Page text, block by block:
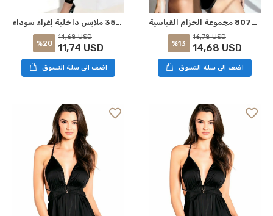
ليلة 3564 ملابس داخلية إغراء سوداء L-XL
%20
14,68 USD
11,74 USD
اضف الى سلة التسوق
لقطة سريرية 8070 مجموعة الحزام القياسية
%13
16,78 USD
14,68 USD
اضف الى سلة التسوق